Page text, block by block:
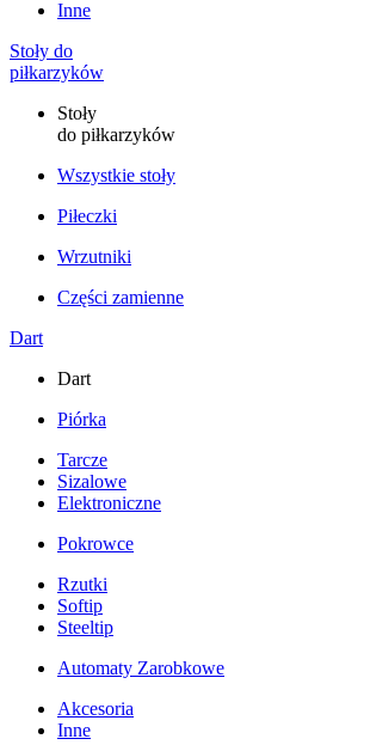
Inne
Stoły do
piłkarzyków
Stoły
do piłkarzyków
Wszystkie stoły
Piłeczki
Wrzutniki
Części zamienne
Dart
Dart
Piórka
Tarcze
Sizalowe
Elektroniczne
Pokrowce
Rzutki
Softip
Steeltip
Automaty Zarobkowe
Akcesoria
Inne